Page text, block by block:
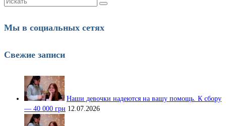
Мы в социальных сетях
Свежие записи
Наши девочки надеются на вашу помощь. К сбору
— 40 000 грн 12.07.2026